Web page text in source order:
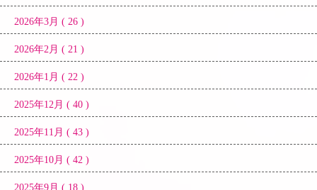
2026年3月 ( 26 )
2026年2月 ( 21 )
2026年1月 ( 22 )
2025年12月 ( 40 )
2025年11月 ( 43 )
2025年10月 ( 42 )
2025年9月 ( 18 )